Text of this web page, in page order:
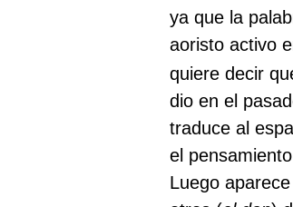
ya que la
aoristo activo
quiere decir
dio en el
traduce al
el
Luego